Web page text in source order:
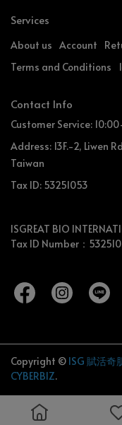
Services
About us Account
Terms and Conditions
Contact Info
Customer Service:
Address: 13F.-2, Liwen
Taiwan
Tax ID: 53251053
ISGREAT BIO
Tax ID Number：
Copyright © ISG 賦活奇
CYBERBIZ.